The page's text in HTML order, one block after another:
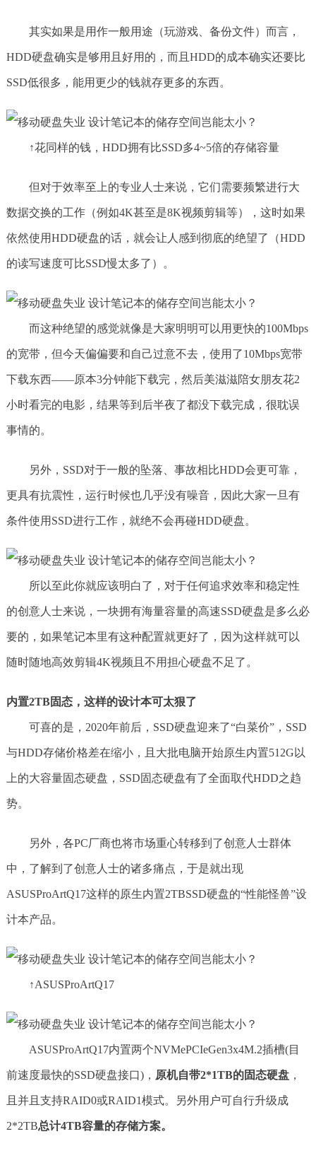
其实如果是用作一般用途（玩游戏、备份文件）而言，
HDD硬盘确实是够用且好用的，而且HDD的成本确实还要比
SSD低很多，能用更少的钱就存更多的东西。
↑花同样的钱，HDD拥有比SSD多4~5倍的存储容量
但对于效率至上的专业人士来说，它们需要频繁进行大
数据交换的工作（例如4K甚至是8K视频剪辑等），这时如果
依然使用HDD硬盘的话，就会让人感到彻底的绝望了（HDD
的读写速度可比SSD慢太多了）。
而这种绝望的感觉就像是大家明明可以用更快的100Mbps
的宽带，但今天偏偏要和自己过意不去，使用了10Mbps宽带
下载东西——原本3分钟能下载完，然后美滋滋陪女朋友花2
小时看完的电影，结果等到后半夜了都没下载完成，很耽误
事情的。
另外，SSD对于一般的坠落、事故相比HDD会更可靠，
更具有抗震性，运行时候也几乎没有噪音，因此大家一旦有
条件使用SSD进行工作，就绝不会再碰HDD硬盘。
所以至此你就应该明白了，对于任何追求效率和稳定性
的创意人士来说，一块拥有海量容量的高速SSD硬盘是多么必
要的，如果笔记本里有这种配置就更好了，因为这样就可以
随时随地高效剪辑4K视频且不用担心硬盘不足了。
内置2TB固态，这样的设计本可太狠了
可喜的是，2020年前后，SSD硬盘迎来了“白菜价”，SSD
与HDD存储价格差在缩小，且大批电脑开始原生内置512G以
上的大容量固态硬盘，SSD固态硬盘有了全面取代HDD之趋
势。
另外，各PC厂商也将市场重心转移到了创意人士群体
中，了解到了创意人士的诸多痛点，于是就出现
ASUSProArtQ17这样的原生内置2TBSSD硬盘的“性能怪兽”设
计本产品。
↑ASUSProArtQ17
ASUSProArtQ17内置两个NVMePCIeGen3x4M.2插槽(目
前速度最快的SSD硬盘接口)， 原机自带2*1TB的固态硬盘，
且并且支持RAID0或RAID1模式。另外用户可自行升级成
2*2TB总计4TB容量的存储方案。